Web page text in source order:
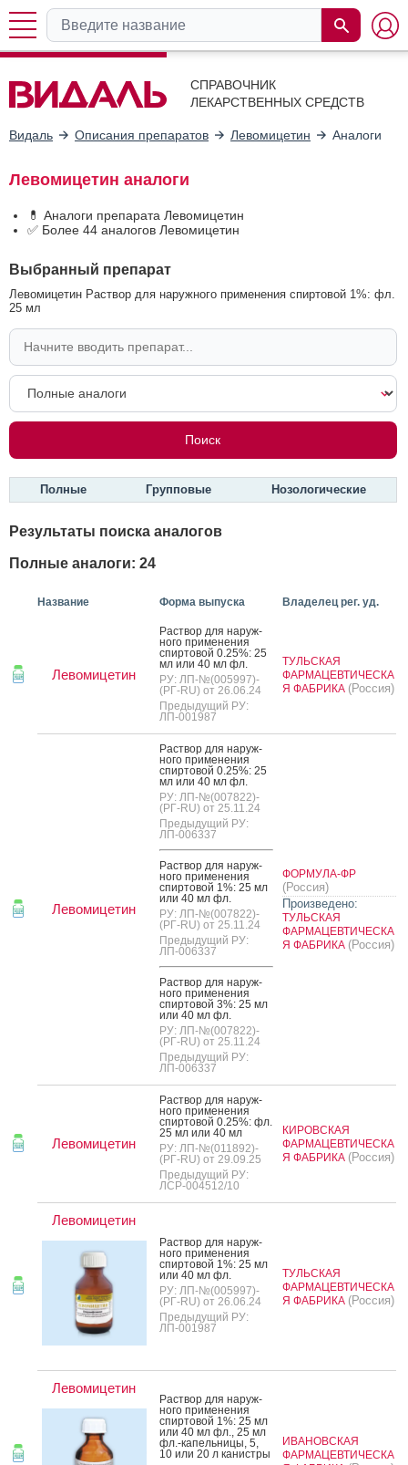
СПРАВОЧНИК
ЛЕКАРСТВЕННЫХ СРЕДСТВ
Видаль Описания препаратов Левомицетин Аналоги
Левомицетин аналоги
💊 Аналоги препарата Левомицетин
✅ Более 44 аналогов Левомицетин
Выбранный препарат
Левомицетин Раствор для наружного применения спиртовой 1%: фл.
25 мл
Полные Групповые Нозологические
Результаты поиска аналогов
Полные аналоги: 24
Название Форма выпуска Владелец рег. уд.
Левомицетин
Рас­твор для на­руж­
но­го при­мене­ния
спир­то­вой 0.25%: 25
мл или 40 мл фл.
РУ: ЛП-№(005997)-
(РГ-RU) от 26.06.24
Предыдущий РУ:
ЛП-001987
ТУЛЬСКАЯ
ФАРМАЦЕВТИЧЕСКА
Я ФАБРИКА (Россия)
Левомицетин
Рас­твор для на­руж­
но­го при­мене­ния
спир­то­вой 0.25%: 25
мл или 40 мл фл.
РУ: ЛП-№(007822)-
(РГ-RU) от 25.11.24
Предыдущий РУ:
ЛП-006337
Рас­твор для на­руж­
но­го при­мене­ния
спир­то­вой 1%: 25 мл
или 40 мл фл.
РУ: ЛП-№(007822)-
(РГ-RU) от 25.11.24
Предыдущий РУ:
ЛП-006337
Рас­твор для на­руж­
но­го при­мене­ния
спир­то­вой 3%: 25 мл
или 40 мл фл.
РУ: ЛП-№(007822)-
(РГ-RU) от 25.11.24
Предыдущий РУ:
ЛП-006337
ФОРМУЛА-ФР
(Россия)
Произведено:
ТУЛЬСКАЯ
ФАРМАЦЕВТИЧЕСКА
Я ФАБРИКА (Россия)
Левомицетин
Рас­твор для на­руж­
но­го при­мене­ния
спир­то­вой 0.25%: фл.
25 мл или 40 мл
РУ: ЛП-№(011892)-
(РГ-RU) от 29.09.25
Предыдущий РУ:
ЛСР-004512/10
КИРОВСКАЯ
ФАРМАЦЕВТИЧЕСКА
Я ФАБРИКА (Россия)
Левомицетин
Рас­твор для на­руж­
но­го при­мене­ния
спир­то­вой 1%: 25 мл
или 40 мл фл.
РУ: ЛП-№(005997)-
(РГ-RU) от 26.06.24
Предыдущий РУ:
ЛП-001987
ТУЛЬСКАЯ
ФАРМАЦЕВТИЧЕСКА
Я ФАБРИКА (Россия)
Левомицетин
Рас­твор для на­руж­
но­го при­мене­ния
спир­то­вой 1%: 25 мл
или 40 мл фл., 25 мл
фл.-ка­пель­ни­цы, 5,
10 или 20 л ка­нис­тры
ИВАНОВСКАЯ
ФАРМАЦЕВТИЧЕСКА